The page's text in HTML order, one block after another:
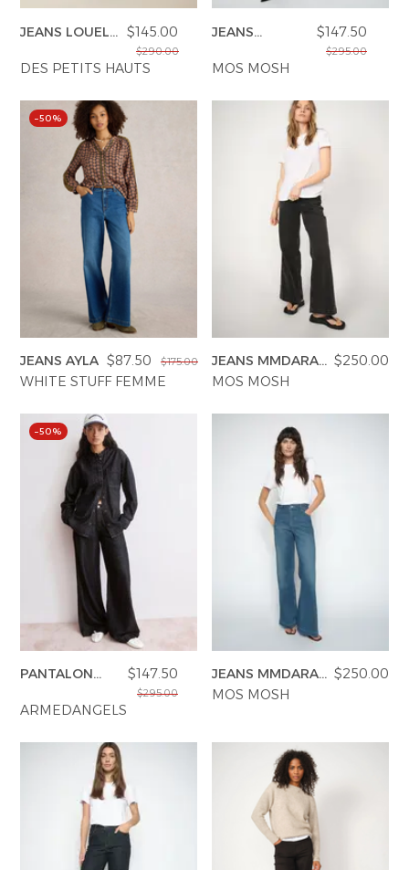
JEANS LOUELA
$145.00
$290.00
DES PETITS HAUTS
JEANS
$147.50
$295.00
MOS MOSH
–50%
JEANS AYLA $87.50 $175.00
WHITE STUFF FEMME
JEANS MMDARA
DELUXE
$250.00
MOS MOSH
–50%
PANTALON
$147.50
$295.00
ARMEDANGELS
JEANS MMDARA
DELUXE
$250.00
MOS MOSH